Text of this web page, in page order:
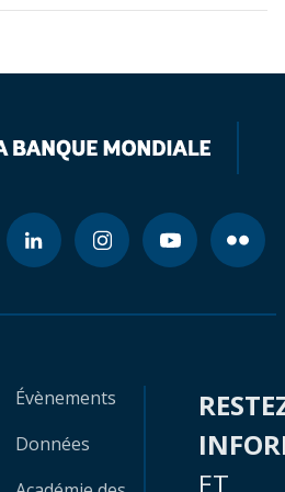
Évènements
Données
ET